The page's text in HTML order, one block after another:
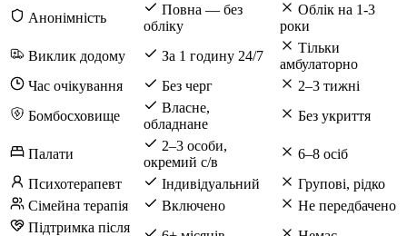
Анонімність
Повна — без
обліку
Облік на 1-3
роки
Виклик додому
За 1 годину 24/7
Тільки
амбулаторно
Час очікування
Без черг
2–3 тижні
Бомбосховище
Власне,
обладнане
Без укриття
Палати
2–3 особи,
окремий с/в
6–8 осіб
Психотерапевт
Індивідуальний
Групові, рідко
Сімейна терапія
Включено
Не передбачено
Підтримка після